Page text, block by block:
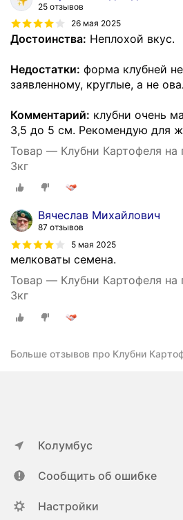
25 отзывов
26 мая 2025
Достоинства: Неплохой вкус.
Недостатки: форма клубней
заявленному, круглые, а не
Комментарий: клубни очень
3,5 до 5 см. Рекомендую для
Товар — Клубни Картофеля на
3кг
Вячеслав Михайлович
87 отзывов
5 мая 2025
мелковаты семена.
Товар — Клубни Картофеля на
3кг
Больше отзывов про Клубни
Колумбус
Сообщить об ошибке
Настройки